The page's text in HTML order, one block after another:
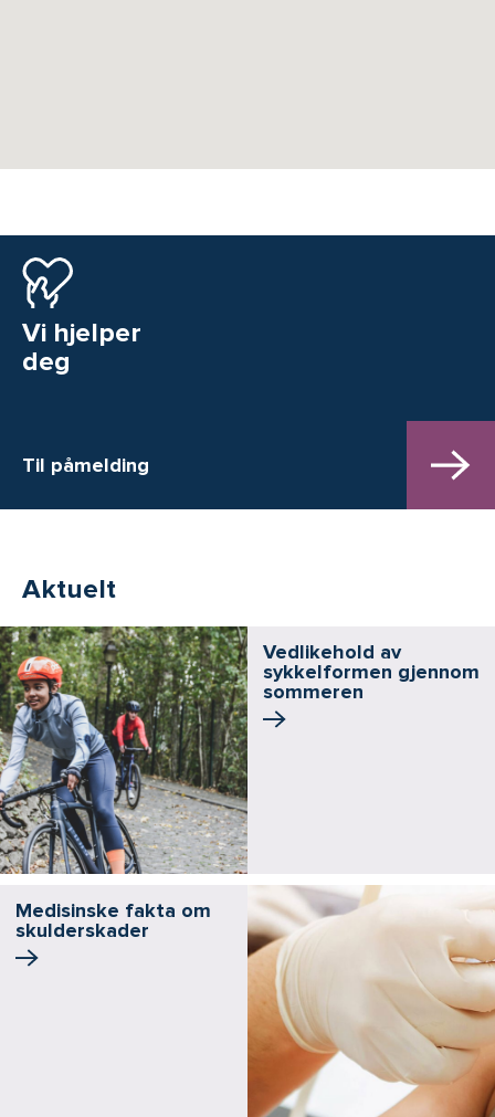
Vi hjelper
deg
Til påmelding
Aktuelt
Vedlikehold av
sykkelformen gjennom
sommeren
Medisinske fakta om
skulderskader